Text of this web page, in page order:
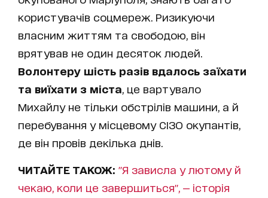
користувачів соцмереж. Ризикуючи
власним життям та свободою, він
врятував не один десяток людей.
Волонтеру шість разів вдалось заїхати
та виїхати з міста , це вартувало
Михайлу не тільки обстрілів машини, а й
перебування у місцевому СІЗО окупантів,
де він провів декілька днів.
ЧИТАЙТЕ ТАКОЖ: "Я зависла у лютому й
чекаю, коли це завершиться", — історія